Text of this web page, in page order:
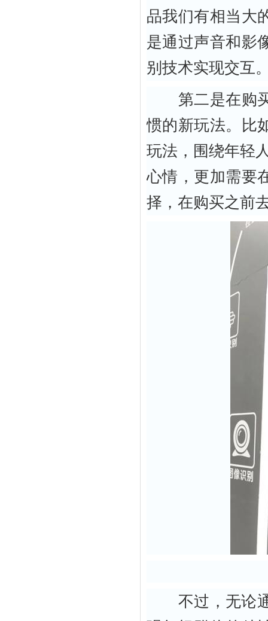
品我们有相当大
是通过声音和影
别技术实现交互
第二是在购买
惯的新玩法。比
玩法，围绕年轻
心情，更加需要
择，在购买之前
不过，无论通